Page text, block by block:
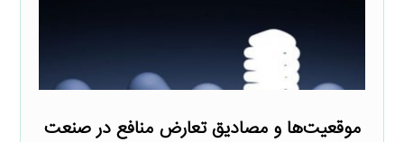
موقعیت‌ها و مصادیق تعارض منافع در صنعت